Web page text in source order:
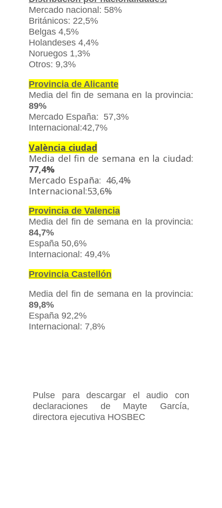
Mercado nacional: 58%
Británicos: 22,5%
Belgas 4,5%
Holandeses 4,4%
Noruegos 1,3%
Otros: 9,3%
Provincia de Alicante
Media del fin de semana en la provincia:
89%
Mercado España: 57,3%
Internacional:42,7%
València ciudad
Media del fin de semana en la ciudad:
77,4%
Mercado España: 46,4%
Internacional:53,6%
Provincia de Valencia
Media del fin de semana en la provincia:
84,7%
España 50,6%
Internacional: 49,4%
Provincia Castellón
Media del fin de semana en la provincia:
89,8%
España 92,2%
Internacional: 7,8%
Pulse para descargar el audio con
declaraciones de Mayte García,
directora ejecutiva HOSBEC